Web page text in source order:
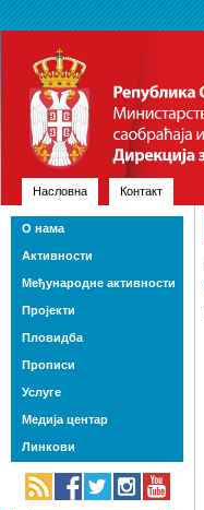
Насловна Контакт
О нама
Активности
Међународне активности
Пројекти
Пловидба
Прописи
Услуге
Медија центар
Линкови